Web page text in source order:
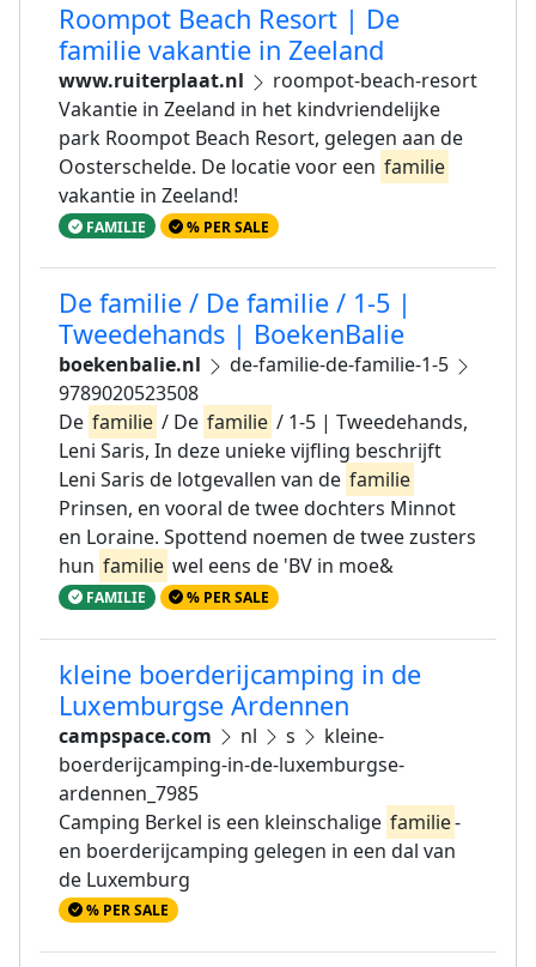
Roompot Beach Resort | De
familie vakantie in Zeeland
www.ruiterplaat.nl
roompot-beach-resort
Vakantie in Zeeland in het kindvriendelijke
park Roompot Beach Resort, gelegen aan de
Oosterschelde. De locatie voor een familie
vakantie in Zeeland!
FAMILIE % PER SALE
De familie / De familie / 1-5 |
Tweedehands | BoekenBalie
boekenbalie.nl
de-familie-de-familie-1-5
9789020523508
De familie / De familie / 1-5 | Tweedehands,
Leni Saris, In deze unieke vijfling beschrijft
Leni Saris de lotgevallen van de familie
Prinsen, en vooral de twee dochters Minnot
en Loraine. Spottend noemen de twee zusters
hun familie wel eens de 'BV in moe&
FAMILIE % PER SALE
kleine boerderijcamping in de
Luxemburgse Ardennen
campspace.com nl s
kleine-
boerderijcamping-in-de-luxemburgse-
ardennen_7985
Camping Berkel is een kleinschalige familie-
en boerderijcamping gelegen in een dal van
de Luxemburg
% PER SALE